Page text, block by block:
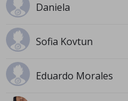
Daniela
Sofia Kovtun
Eduardo Morales